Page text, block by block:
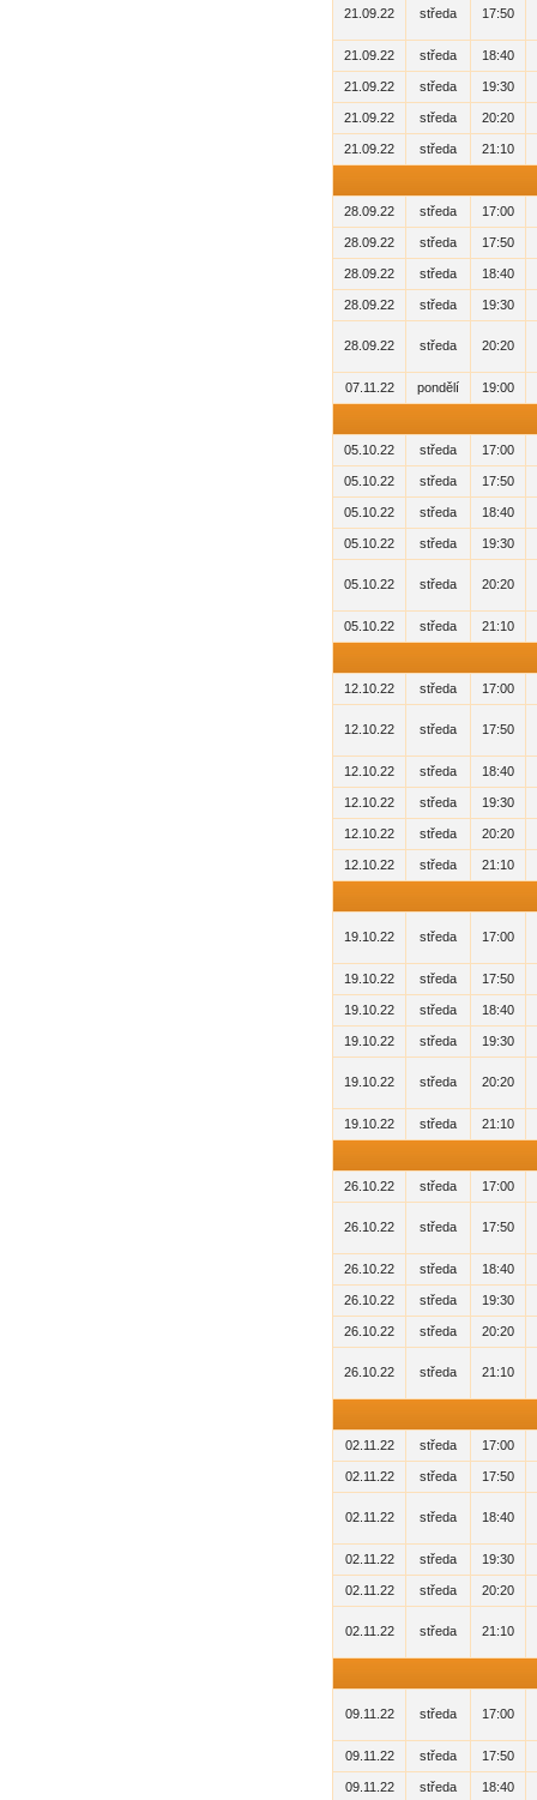
21.09.22 středa 17:50
21.09.22 středa 18:40
21.09.22 středa 19:30
21.09.22 středa 20:20
21.09.22 středa 21:10
28.09.22 středa 17:00
28.09.22 středa 17:50
28.09.22 středa 18:40
28.09.22 středa 19:30
28.09.22 středa 20:20
07.11.22 pondělí 19:00
05.10.22 středa 17:00
05.10.22 středa 17:50
05.10.22 středa 18:40
05.10.22 středa 19:30
05.10.22 středa 20:20
05.10.22 středa 21:10
12.10.22 středa 17:00
12.10.22 středa 17:50
12.10.22 středa 18:40
12.10.22 středa 19:30
12.10.22 středa 20:20
12.10.22 středa 21:10
19.10.22 středa 17:00
19.10.22 středa 17:50
19.10.22 středa 18:40
19.10.22 středa 19:30
19.10.22 středa 20:20
19.10.22 středa 21:10
26.10.22 středa 17:00
26.10.22 středa 17:50
26.10.22 středa 18:40
26.10.22 středa 19:30
26.10.22 středa 20:20
26.10.22 středa 21:10
02.11.22 středa 17:00
02.11.22 středa 17:50
02.11.22 středa 18:40
02.11.22 středa 19:30
02.11.22 středa 20:20
02.11.22 středa 21:10
09.11.22 středa 17:00
09.11.22 středa 17:50
09.11.22 středa 18:40